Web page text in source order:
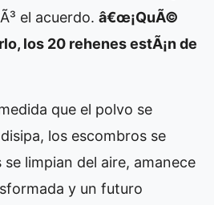
el acuerdo. â€œ¡QuÃ©
los 20 rehenes estÃ¡n de
que el polvo se
los escombros se
limpian del aire, amanece
y un futuro